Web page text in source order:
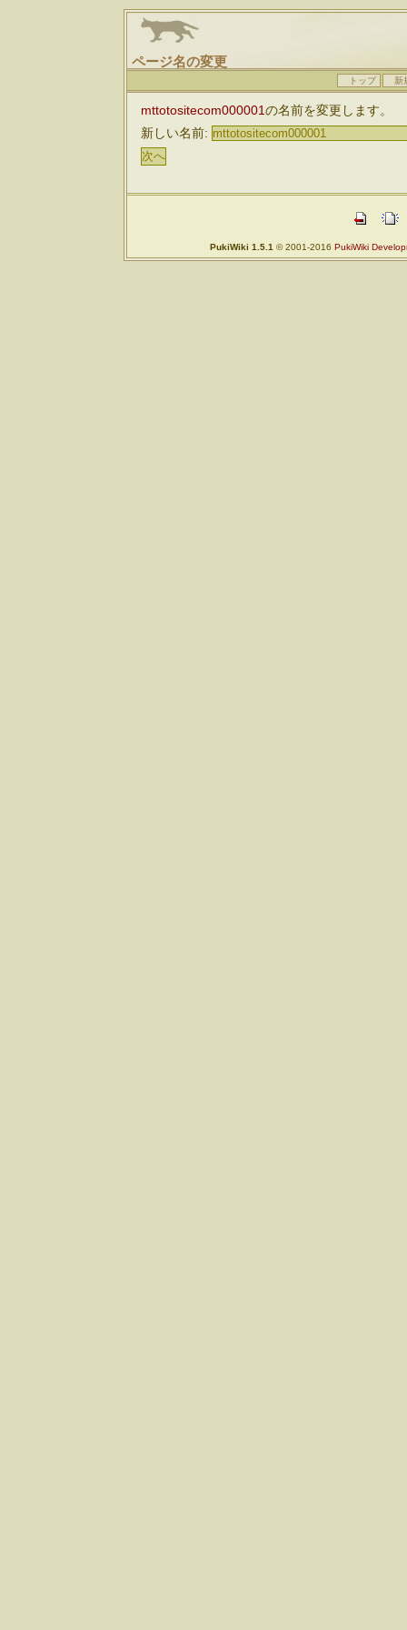
ページ名の変更
トップ 新
mttotositecom000001の名前を変更します。
新しい名前:
PukiWiki 1.5.1 © 2001-2016 PukiWiki